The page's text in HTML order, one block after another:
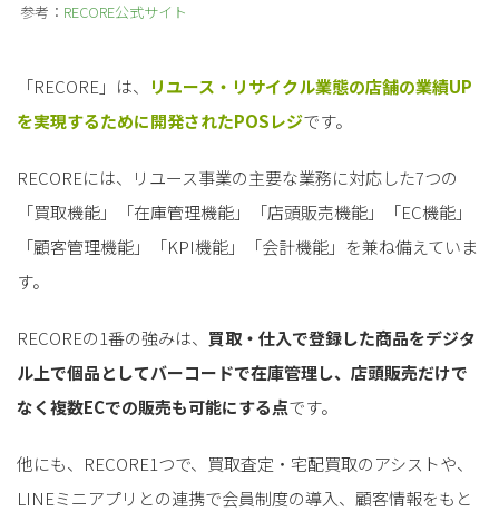
参考： RECORE公式サイト
「RECORE」は、
リユース・リサイクル業態の店舗の業績UP
を実現するために開発されたPOSレジです。
RECOREには、リユース事業の主要な業務に対応した7つの
「買取機能」「在庫管理機能」「店頭販売機能」「EC機能」
「顧客管理機能」「KPI機能」「会計機能」を兼ね備えていま
す。
RECOREの1番の強みは、 買取・仕入で登録した商品をデジタ
ル上で個品としてバーコードで在庫管理し、店頭販売だけで
なく複数ECでの販売も可能にする点です。
他にも、RECORE1つで、買取査定・宅配買取のアシストや、
LINEミニアプリとの連携で会員制度の導入、顧客情報をもと